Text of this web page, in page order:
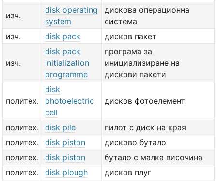
изч.
disk operating
system
дискова операционна
система
изч.
disk pack дисков пакет
изч.
disk pack
initialization
programme
програма за
инициализиране на
дискови пакети
политех.
disk
photoelectric
cell
дисков фотоелемент
политех. disk pile
пилот с диск на края
политех.
disk piston
дисково бутало
политех.
disk piston
бутало с малка височина
политех.
disk plough
дисков плуг